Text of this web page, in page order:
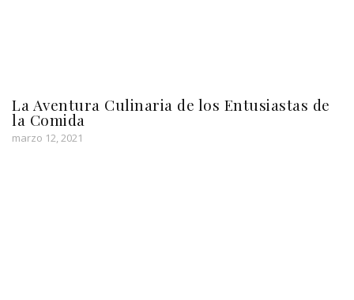
La Aventura Culinaria de los Entusiastas de
la Comida
marzo 12, 2021